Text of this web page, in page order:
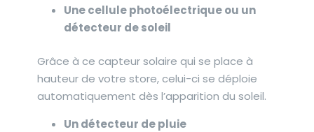
Une cellule photoélectrique ou un
détecteur de soleil
Grâce à ce capteur solaire qui se place à
hauteur de votre store, celui-ci se déploie
automatiquement dès l’apparition du soleil.
Un détecteur de pluie